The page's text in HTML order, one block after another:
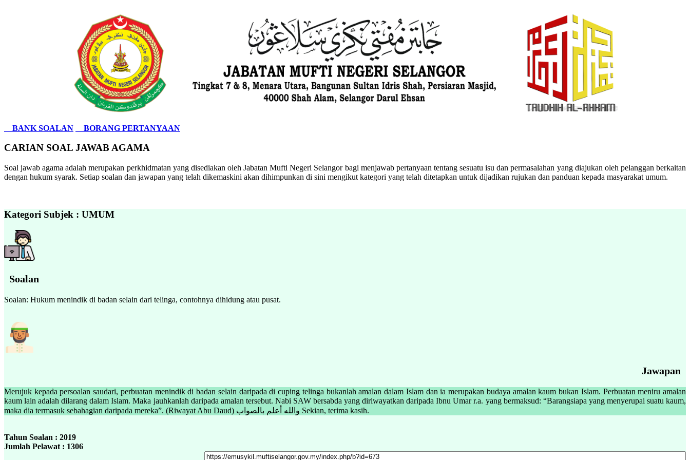
BANK SOALAN BORANG PERTANYAAN
CARIAN SOAL JAWAB AGAMA
Soal jawab agama adalah merupakan perkhidmatan yang disediakan oleh Jabatan Mufti Negeri Selangor bagi menjawab pertanyaan tentang sesuatu isu dan permasalahan yang diajukan oleh pelanggan berkaitan
dengan hukum syarak. Setiap soalan dan jawapan yang telah dikemaskini akan dihimpunkan di sini mengikut kategori yang telah ditetapkan untuk dijadikan rujukan dan panduan kepada masyarakat umum.
Kategori Subjek : UMUM
Soalan
Soalan: Hukum menindik di badan selain dari telinga, contohnya dihidung atau pusat.
Jawapan
Merujuk kepada persoalan saudari, perbuatan menindik di badan selain daripada di cuping telinga bukanlah amalan dalam Islam dan ia merupakan budaya amalan kaum bukan Islam. Perbuatan meniru amalan
kaum lain adalah dilarang dalam Islam. Maka jauhkanlah daripada amalan tersebut. Nabi SAW bersabda yang diriwayatkan daripada Ibnu Umar r.a. yang bermaksud: “Barangsiapa yang menyerupai suatu kaum,
maka dia termasuk sebahagian daripada mereka”. (Riwayat Abu Daud) والله أعلم بالصواب Sekian, terima kasih.
Tahun Soalan : 2019
Jumlah Pelawat : 1306